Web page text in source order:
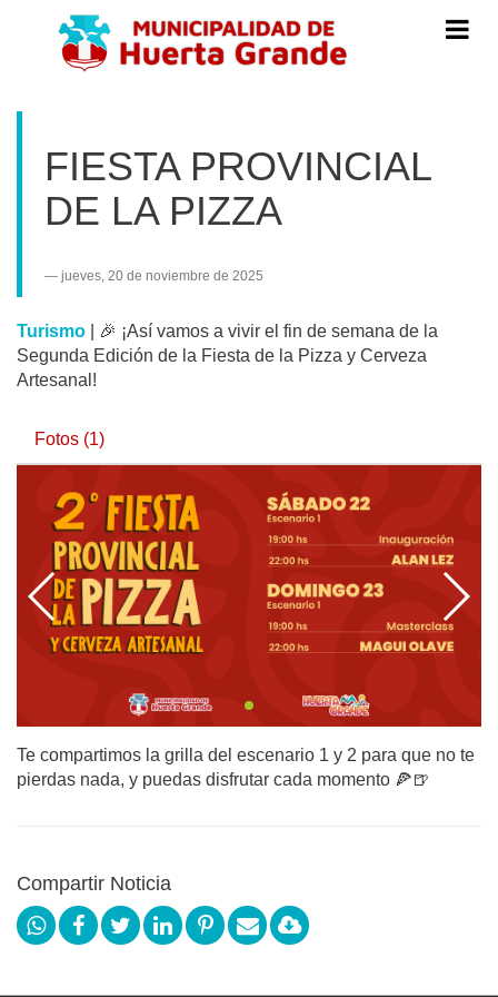
Menú
de
FIESTA PROVINCIAL
DE LA PIZZA
jueves, 20 de noviembre de 2025
Turismo
🎉 ¡Así vamos a vivir el fin de semana de la
Segunda Edición de la Fiesta de la Pizza y Cerveza
Artesanal!
Fotos (1)
Te compartimos la grilla del escenario 1 y 2 para que no te
pierdas nada, y puedas disfrutar cada momento 🍕🍺
Compartir Noticia